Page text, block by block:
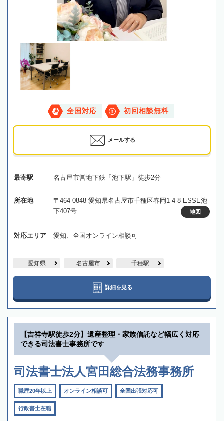
全国対応 初回相談無料
メールする
最寄駅 名古屋市営地下鉄「池下駅」徒歩2分
所在地
〒464-0848 愛知県名古屋市千種区春岡1-4-8 ESSE池
下407号
地図
対応エリア 愛知、全国オンライン相談可
愛知県 名古屋市 千種駅
詳細を見る
【吉祥寺駅徒歩2分】遺産整理・家族信託など幅広く対応
できる司法書士事務所です
司法書士法人宮田総合法務事務所
職歴20年以上 オンライン相談可 全国出張対応可
行政書士在籍